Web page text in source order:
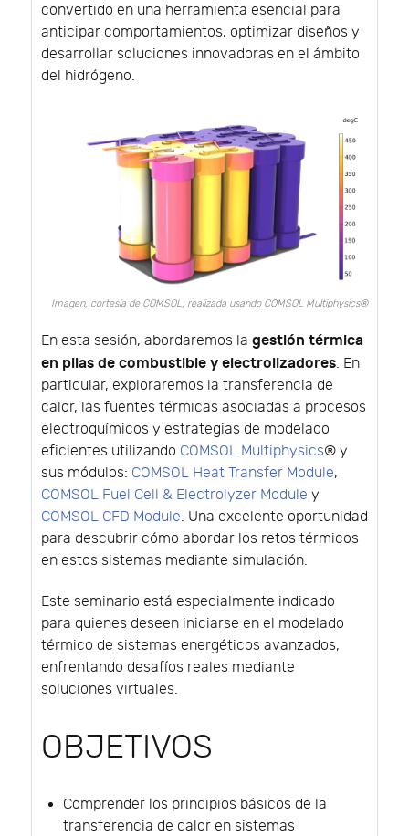
convertido en una herramienta esencial para
anticipar comportamientos, optimizar diseños y
desarrollar soluciones innovadoras en el ámbito
del hidrógeno.
Imagen, cortesía de COMSOL, realizada usando COMSOL Multiphysics®
En esta sesión, abordaremos la gestión térmica
en pilas de combustible y electrolizadores. En
particular, exploraremos la transferencia de
calor, las fuentes térmicas asociadas a procesos
electroquímicos y estrategias de modelado
eficientes utilizando COMSOL Multiphysics® y
sus módulos: COMSOL Heat Transfer Module,
COMSOL Fuel Cell & Electrolyzer Module y
COMSOL CFD Module. Una excelente oportunidad
para descubrir cómo abordar los retos térmicos
en estos sistemas mediante simulación.
Este seminario está especialmente indicado
para quienes deseen iniciarse en el modelado
térmico de sistemas energéticos avanzados,
enfrentando desafíos reales mediante
soluciones virtuales.
OBJETIVOS
Comprender los principios básicos de la
transferencia de calor en sistemas